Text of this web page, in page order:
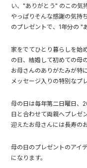
い、"ありがとう" のこの気
やっぱりそんな感謝の気持
のプレゼントで、1年分の "
家をでてひとり暮らしを始
の日、結婚して初めての母
お母さんのありがたみが特
メッセージ入りの特別なプ
母の日は毎年第二日曜日、
日 と合わせて両親へプレゼ
迎えたお母さんには長寿の
母の日のプレゼントのアイデ
になります。